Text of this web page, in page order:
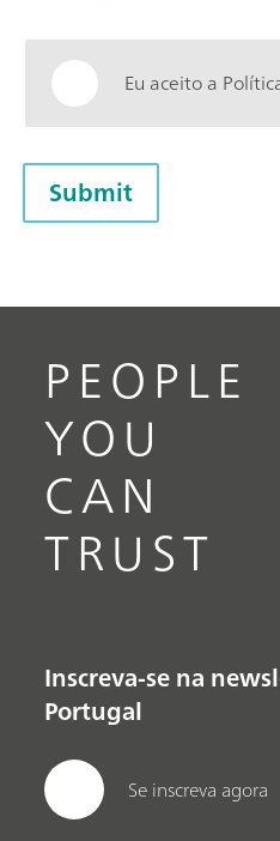
Eu aceito a
Submit
PEOPLE
YOU
CAN
TRUST
Inscreva-se na
Portugal
Se inscreva agora